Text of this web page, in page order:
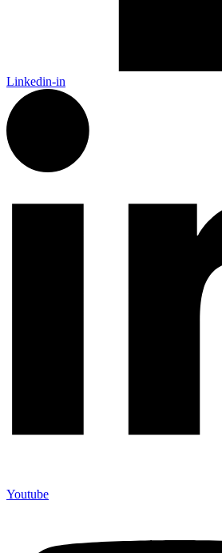
Linkedin-in
Youtube